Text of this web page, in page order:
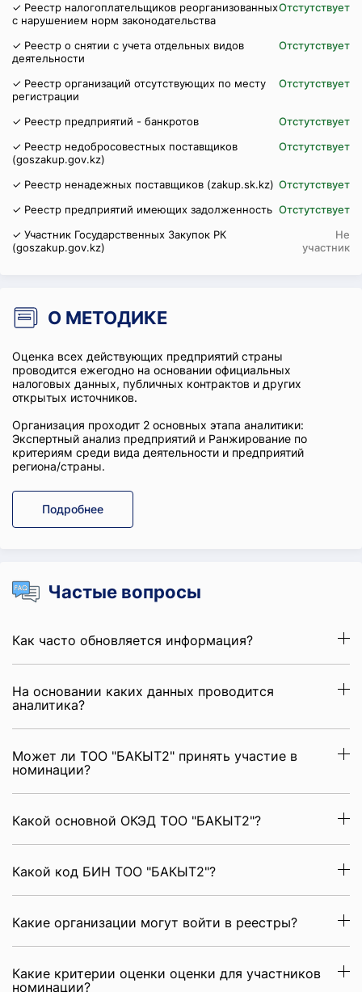
✓ Реестр налогоплательщиков реорганизованных
с нарушением норм законодательства
Отстутствует
✓ Реестр о снятии с учета отдельных видов
деятельности
Отстутствует
✓ Реестр организаций отсутствующих по месту
регистрации
Отстутствует
✓ Реестр предприятий - банкротов
Отстутствует
✓ Реестр недобросовестных поставщиков
(goszakup.gov.kz)
Отстутствует
✓ Реестр ненадежных поставщиков (zakup.sk.kz) Отстутствует
✓ Реестр предприятий имеющих задолженность Отстутствует
✓ Участник Государственных Закупок РК
(goszakup.gov.kz)
Не
участник
О МЕТОДИКЕ
Оценка всех действующих предприятий страны
проводится ежегодно на основании официальных
налоговых данных, публичных контрактов и других
открытых источников.
Организация проходит 2 основных этапа аналитики:
Экспертный анализ предприятий и Ранжирование по
критериям среди вида деятельности и предприятий
региона/страны.
Подробнее
Частые вопросы
Как часто обновляется информация?
На основании каких данных проводится
аналитика?
Может ли ТОО "БАКЫТ2" принять участие в
номинации?
Какой основной ОКЭД ТОО "БАКЫТ2"?
Какой код БИН ТОО "БАКЫТ2"?
Какие организации могут войти в реестры?
Какие критерии оценки оценки для участников
номинации?